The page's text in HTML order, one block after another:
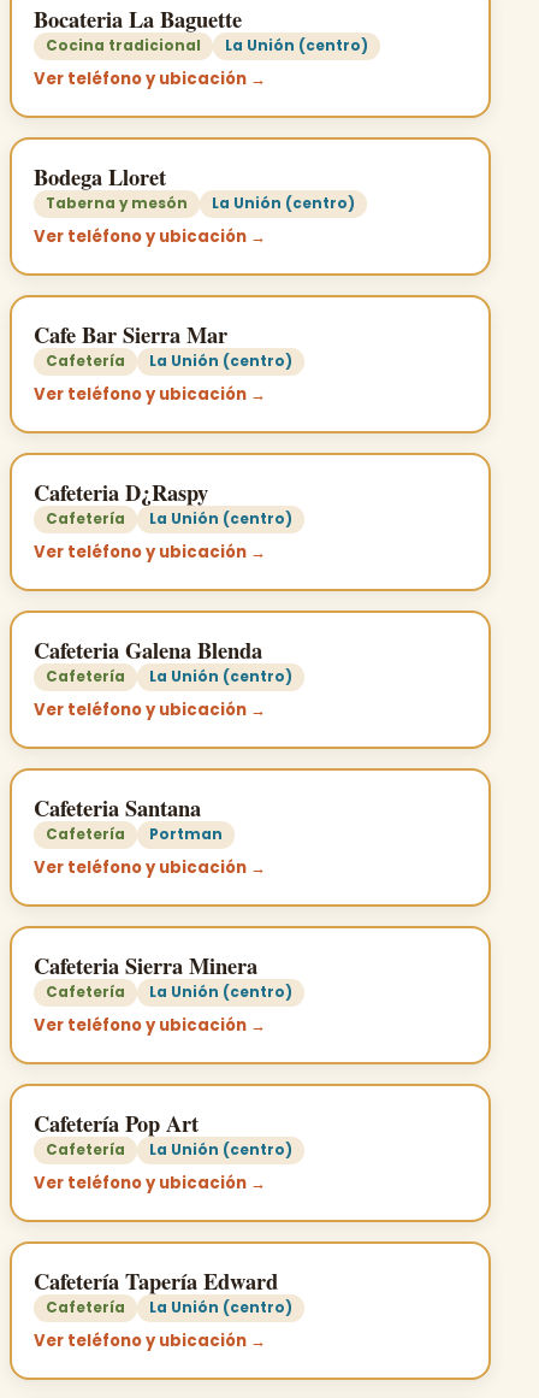
Bocateria La Baguette
Cocina tradicional La Unión (centro)
Ver teléfono y ubicación →
Bodega Lloret
Taberna y mesón La Unión (centro)
Ver teléfono y ubicación →
Cafe Bar Sierra Mar
Cafetería La Unión (centro)
Ver teléfono y ubicación →
Cafeteria D¿Raspy
Cafetería La Unión (centro)
Ver teléfono y ubicación →
Cafeteria Galena Blenda
Cafetería La Unión (centro)
Ver teléfono y ubicación →
Cafeteria Santana
Cafetería Portman
Ver teléfono y ubicación →
Cafeteria Sierra Minera
Cafetería La Unión (centro)
Ver teléfono y ubicación →
Cafetería Pop Art
Cafetería La Unión (centro)
Ver teléfono y ubicación →
Cafetería Tapería Edward
Cafetería La Unión (centro)
Ver teléfono y ubicación →